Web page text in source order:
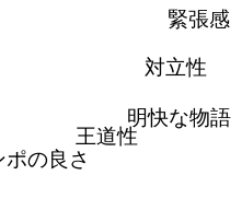
緊張感
対立性
明快な物語
王道性
ポの良さ